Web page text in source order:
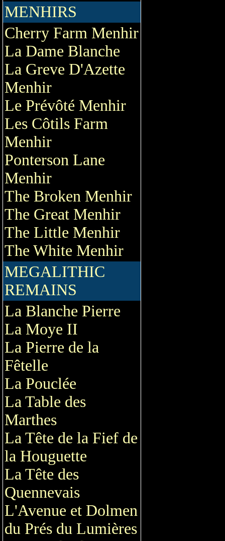
MENHIRS
Cherry Farm Menhir
La Dame Blanche
La Greve D'Azette
Menhir
Le Prévôté Menhir
Les Côtils Farm
Menhir
Ponterson Lane
Menhir
The Broken Menhir
The Great Menhir
The Little Menhir
The White Menhir
MEGALITHIC
REMAINS
La Blanche Pierre
La Moye II
La Pierre de la
Fêtelle
La Pouclée
La Table des
Marthes
La Tête de la Fief de
la Houguette
La Tête des
Quennevais
L'Avenue et Dolmen
du Prés du Lumières